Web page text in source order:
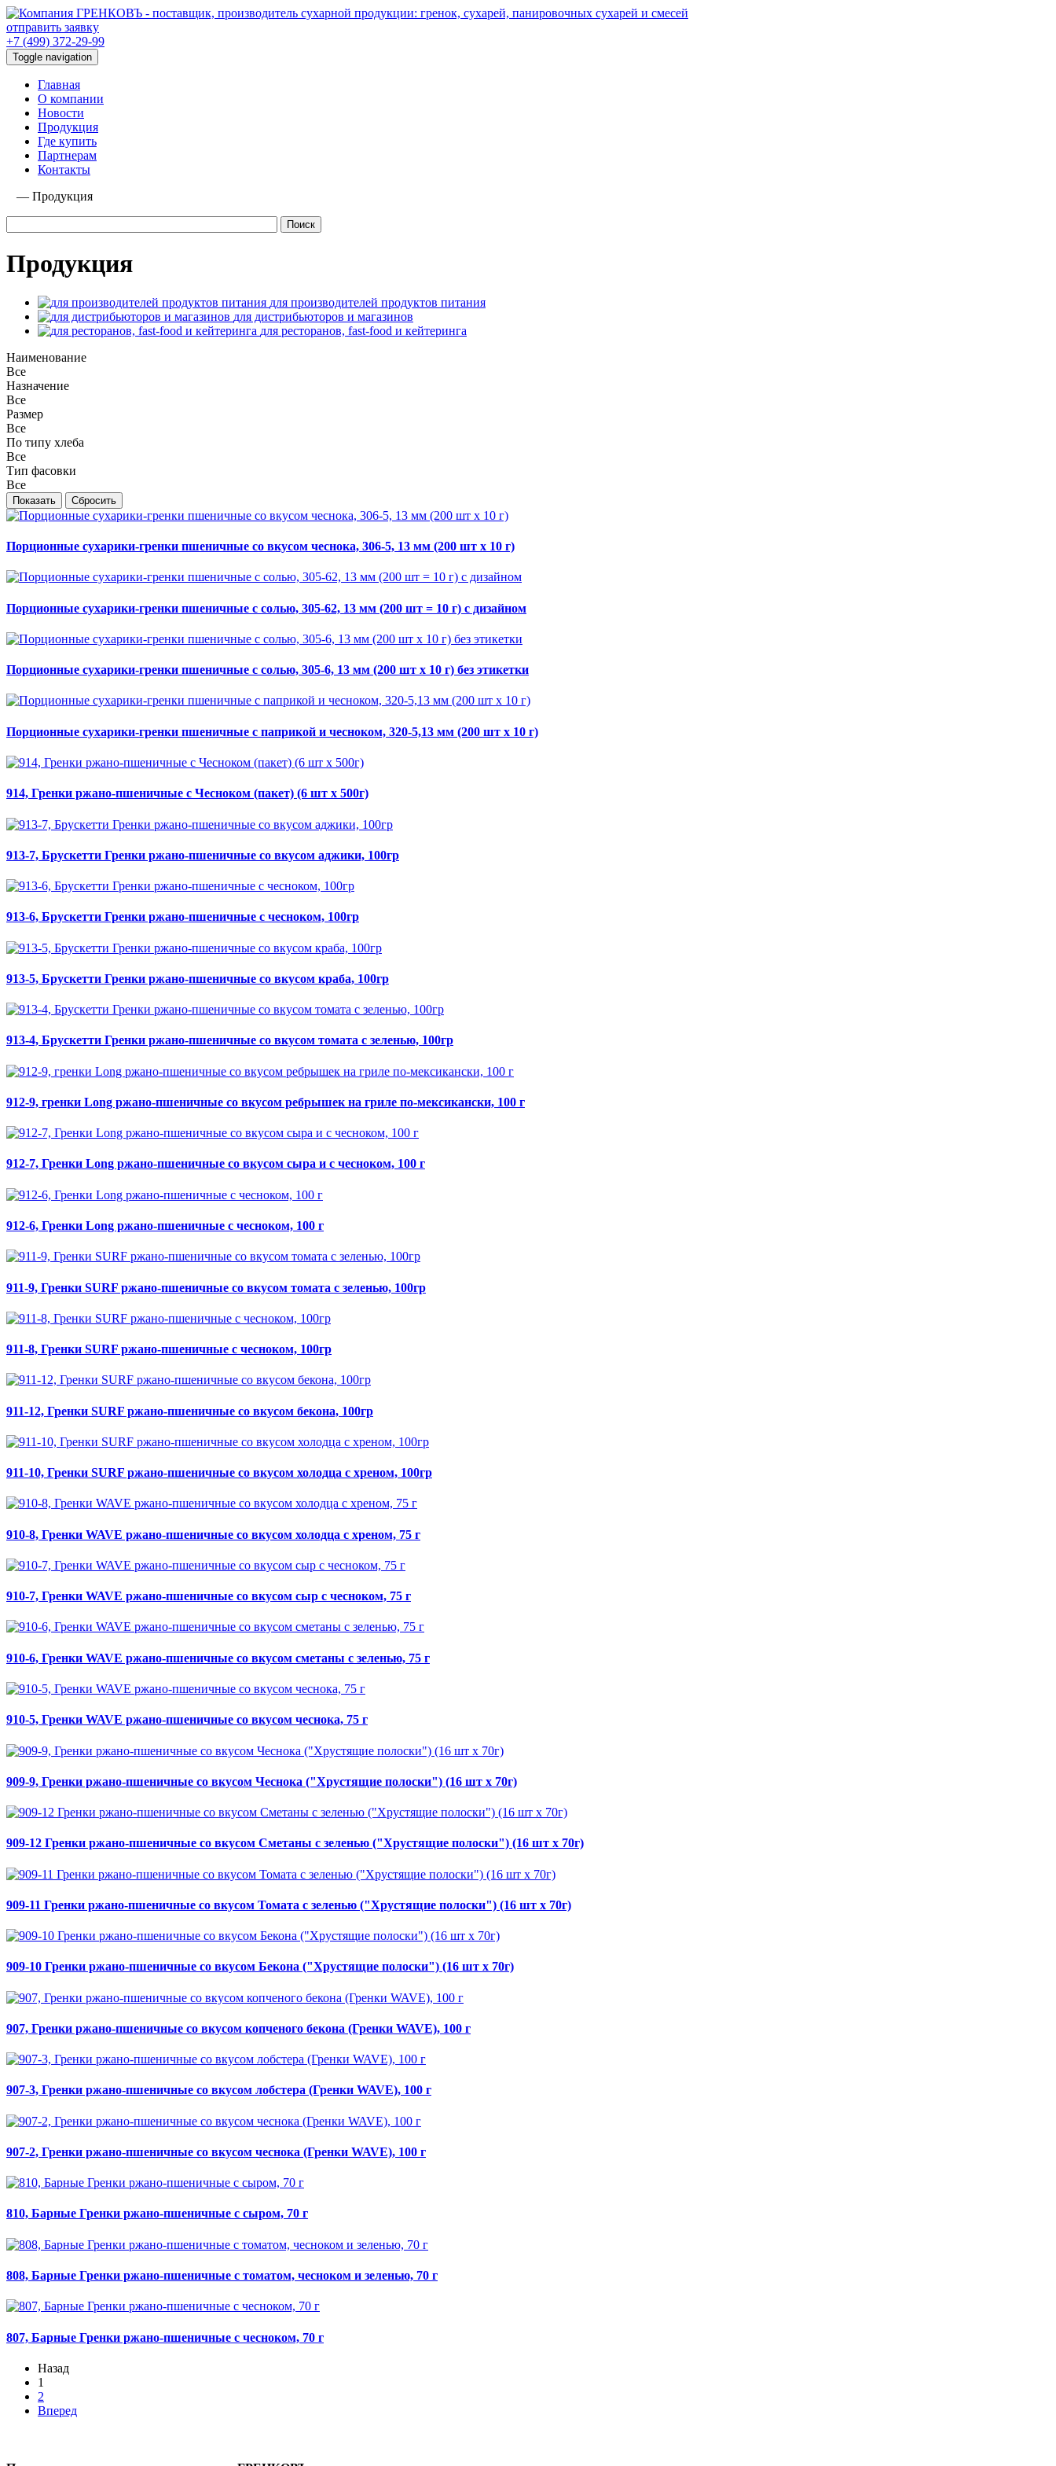
отправить заявку
+7 (499) 372-29-99
Toggle navigation
Главная
О компании
Новости
Продукция
Где купить
Партнерам
Контакты
— Продукция
Продукция
для производителей продуктов питания
для дистрибьюторов и магазинов
для ресторанов, fast-food и кейтеринга
Наименование
Все
Назначение
Все
Размер
Все
По типу хлеба
Все
Тип фасовки
Все
Порционные сухарики-гренки пшеничные со вкусом чеснока, 306-5, 13 мм (200 шт х 10 г)
Порционные сухарики-гренки пшеничные с солью, 305-62, 13 мм (200 шт = 10 г) с дизайном
Порционные сухарики-гренки пшеничные с солью, 305-6, 13 мм (200 шт х 10 г) без этикетки
Порционные сухарики-гренки пшеничные с паприкой и чесноком, 320-5,13 мм (200 шт х 10 г)
914, Гренки ржано-пшеничные с Чесноком (пакет) (6 шт х 500г)
913-7, Брускетти Гренки ржано-пшеничные со вкусом аджики, 100гр
913-6, Брускетти Гренки ржано-пшеничные с чесноком, 100гр
913-5, Брускетти Гренки ржано-пшеничные со вкусом краба, 100гр
913-4, Брускетти Гренки ржано-пшеничные со вкусом томата с зеленью, 100гр
912-9, гренки Long ржано-пшеничные со вкусом ребрышек на гриле по-мексикански, 100 г
912-7, Гренки Long ржано-пшеничные со вкусом сыра и с чесноком, 100 г
912-6, Гренки Long ржано-пшеничные с чесноком, 100 г
911-9, Гренки SURF ржано-пшеничные со вкусом томата с зеленью, 100гр
911-8, Гренки SURF ржано-пшеничные с чесноком, 100гр
911-12, Гренки SURF ржано-пшеничные со вкусом бекона, 100гр
911-10, Гренки SURF ржано-пшеничные со вкусом холодца с хреном, 100гр
910-8, Гренки WAVE ржано-пшеничные со вкусом холодца с хреном, 75 г
910-7, Гренки WAVE ржано-пшеничные со вкусом сыр с чесноком, 75 г
910-6, Гренки WAVE ржано-пшеничные со вкусом сметаны с зеленью, 75 г
910-5, Гренки WAVE ржано-пшеничные со вкусом чеснока, 75 г
909-9, Гренки ржано-пшеничные со вкусом Чеснока ("Хрустящие полоски") (16 шт х 70г)
909-12 Гренки ржано-пшеничные со вкусом Сметаны с зеленью ("Хрустящие полоски") (16 шт х 70г)
909-11 Гренки ржано-пшеничные со вкусом Томата с зеленью ("Хрустящие полоски") (16 шт х 70г)
909-10 Гренки ржано-пшеничные со вкусом Бекона ("Хрустящие полоски") (16 шт х 70г)
907, Гренки ржано-пшеничные со вкусом копченого бекона (Гренки WAVE), 100 г
907-3, Гренки ржано-пшеничные со вкусом лобстера (Гренки WAVE), 100 г
907-2, Гренки ржано-пшеничные со вкусом чеснока (Гренки WAVE), 100 г
810, Барные Гренки ржано-пшеничные с сыром, 70 г
808, Барные Гренки ржано-пшеничные с томатом, чесноком и зеленью, 70 г
807, Барные Гренки ржано-пшеничные с чесноком, 70 г
Назад
1
2
Вперед